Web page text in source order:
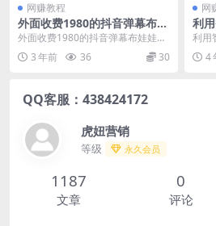
网赚教程
外面收费1980的抖音弹幕布娃
娃拳击项目，抖音报白，实时
互动直播【内含详细教程】
外面收费1980的抖音弹幕布娃娃拳
击项目，抖音报白，实时互动直播
【内含详细教程】...
3 年前 36 30
网
利
完
标
利用
客写
到15
4
QQ客服：438424172
虎妞营销
等级 永久会员
1187
文章
0
评论